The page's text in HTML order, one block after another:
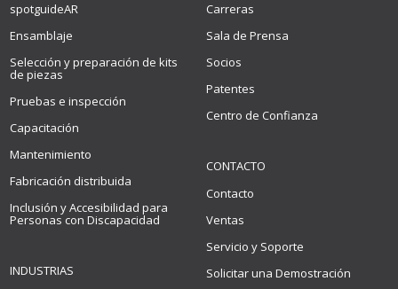
spotguideAR
Ensamblaje
Selección y preparación de kits
de piezas
Pruebas e inspección
Capacitación
Mantenimiento
Fabricación distribuida
Inclusión y Accesibilidad para
Personas con Discapacidad
INDUSTRIAS
Carreras
Sala de Prensa
Socios
Patentes
Centro de Confianza
CONTACTO
Contacto
Ventas
Servicio y Soporte
Solicitar una Demostración